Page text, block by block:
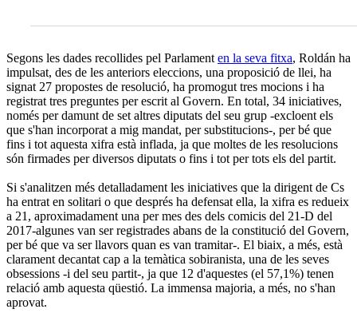
Segons les dades recollides pel Parlament en la seva fitxa, Roldán ha
impulsat, des de les anteriors eleccions, una proposició de llei, ha
signat 27 propostes de resolució, ha promogut tres mocions i ha
registrat tres preguntes per escrit al Govern. En total, 34 iniciatives,
només per damunt de set altres diputats del seu grup -excloent els
que s'han incorporat a mig mandat, per substitucions-, per bé que
fins i tot aquesta xifra està inflada, ja que moltes de les resolucions
són firmades per diversos diputats o fins i tot per tots els del partit.
Si s'analitzen més detalladament les iniciatives que la dirigent de Cs
ha entrat en solitari o que després ha defensat ella, la xifra es redueix
a 21, aproximadament una per mes des dels comicis del 21-D del
2017-algunes van ser registrades abans de la constitució del Govern,
per bé que va ser llavors quan es van tramitar-. El biaix, a més, està
clarament decantat cap a la temàtica sobiranista, una de les seves
obsessions -i del seu partit-, ja que 12 d'aquestes (el 57,1%) tenen
relació amb aquesta qüestió. La immensa majoria, a més, no s'han
aprovat.